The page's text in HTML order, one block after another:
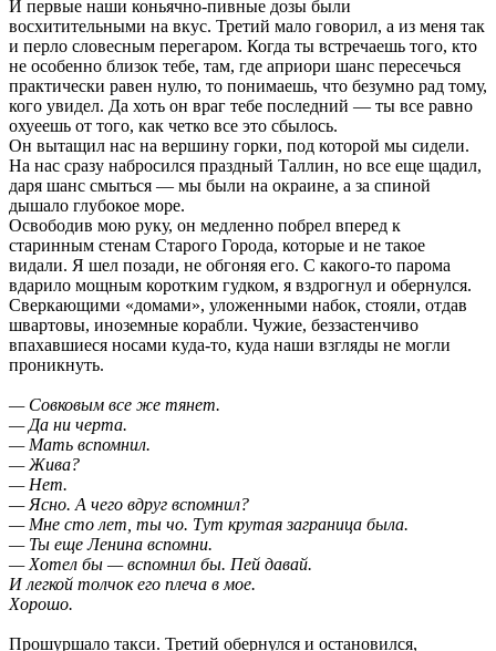
И первые наши коньячно-пивные дозы были
восхитительными на вкус. Третий мало говорил, а из меня так
и перло словесным перегаром. Когда ты встречаешь того, кто
не особенно близок тебе, там, где априори шанс пересечься
практически равен нулю, то понимаешь, что безумно рад тому,
кого увидел. Да хоть он враг тебе последний — ты все равно
охуеешь от того, как четко все это сбылось.
Он вытащил нас на вершину горки, под которой мы сидели.
На нас сразу набросился праздный Таллин, но все еще щадил,
даря шанс смыться — мы были на окраине, а за спиной
дышало глубокое море.
Освободив мою руку, он медленно побрел вперед к
старинным стенам Старого Города, которые и не такое
видали. Я шел позади, не обгоняя его. С какого-то парома
вдарило мощным коротким гудком, я вздрогнул и обернулся.
Сверкающими «домами», уложенными набок, стояли, отдав
швартовы, иноземные корабли. Чужие, беззастенчиво
впахавшиеся носами куда-то, куда наши взгляды не могли
проникнуть.
— Совковым все же тянет.
— Да ни черта.
— Мать вспомнил.
— Жива?
— Нет.
— Ясно. А чего вдруг вспомнил?
— Мне сто лет, ты чо. Тут крутая заграница была.
— Ты еще Ленина вспомни.
— Хотел бы — вспомнил бы. Пей давай.
И легкой толчок его плеча в мое.
Хорошо.
Прошуршало такси. Третий обернулся и остановился,